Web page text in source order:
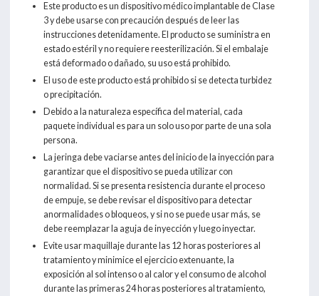
Este producto es un dispositivo médico implantable de Clase
3 y debe usarse con precaución después de leer las
instrucciones detenidamente. El producto se suministra en
estado estéril y no requiere reesterilización. Si el embalaje
está deformado o dañado, su uso está prohibido.
El uso de este producto está prohibido si se detecta turbidez
o precipitación.
Debido a la naturaleza específica del material, cada
paquete individual es para un solo uso por parte de una sola
persona.
La jeringa debe vaciarse antes del inicio de la inyección para
garantizar que el dispositivo se pueda utilizar con
normalidad. Si se presenta resistencia durante el proceso
de empuje, se debe revisar el dispositivo para detectar
anormalidades o bloqueos, y si no se puede usar más, se
debe reemplazar la aguja de inyección y luego inyectar.
Evite usar maquillaje durante las 12 horas posteriores al
tratamiento y minimice el ejercicio extenuante, la
exposición al sol intenso o al calor y el consumo de alcohol
durante las primeras 24 horas posteriores al tratamiento,